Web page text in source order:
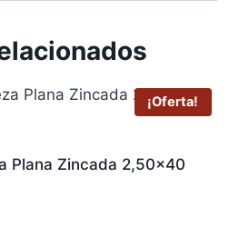
¡Oferta!
Plana Zincada 2,50×40